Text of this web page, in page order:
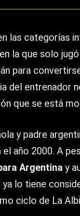
las categorías
la que solo
para
del entrenador
que se está
y padre
año 2000. A
Argentina y
lo tiene
ciclo de La